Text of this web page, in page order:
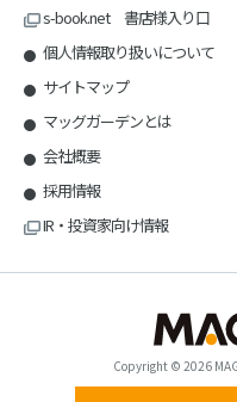
s-book.net 書店様入り口
個人情報取り扱いについて
サイトマップ
マッグガーデンとは
会社概要
採用情報
IR・投資家向け情報
Copyright © 2026